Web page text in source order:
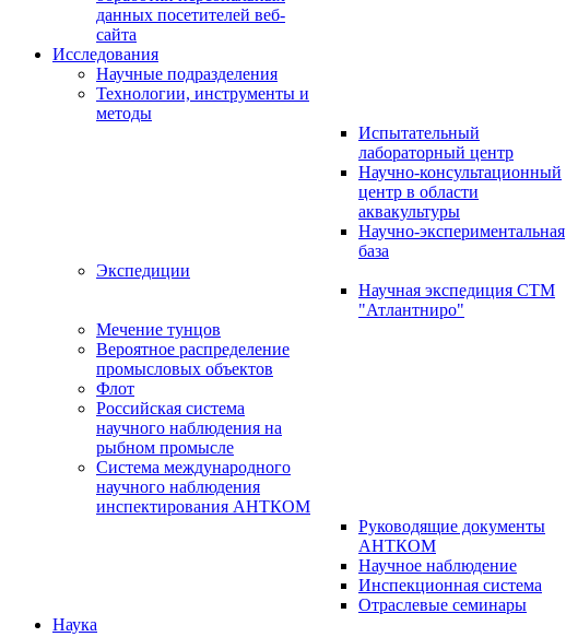
данных посетителей веб-
сайта
Исследования
Научные подразделения
Технологии, инструменты и
методы
Испытательный
лабораторный центр
Научно-консультационный
центр в области
аквакультуры
Научно-экспериментальная
база
Экспедиции
Научная экспедиция СТМ
"Атлантниро"
Мечение тунцов
Вероятное распределение
промысловых объектов
Флот
Российская система
научного наблюдения на
рыбном промысле
Система международного
научного наблюдения
инспектирования АНТКОМ
Руководящие документы
АНТКОМ
Научное наблюдение
Инспекционная система
Отраслевые семинары
Наука